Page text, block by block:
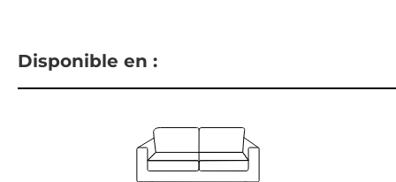
Disponible en :